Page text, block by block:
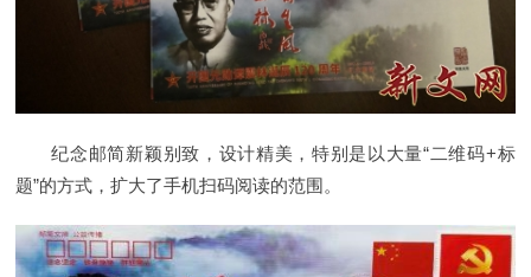
纪念邮简新颖别致，设计精美，特别是以大量“二维码+标
题”的方式，扩大了手机扫码阅读的范围。